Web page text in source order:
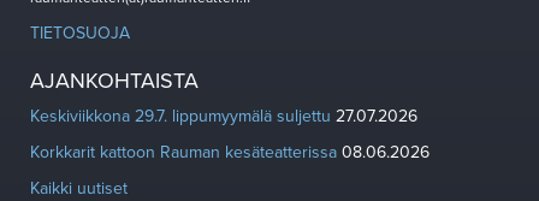
TIETOSUOJA
AJANKOHTAISTA
Keskiviikkona 29.7. lippumyymälä suljettu 27.07.2026
Korkkarit kattoon Rauman kesäteatterissa 08.06.2026
Kaikki uutiset